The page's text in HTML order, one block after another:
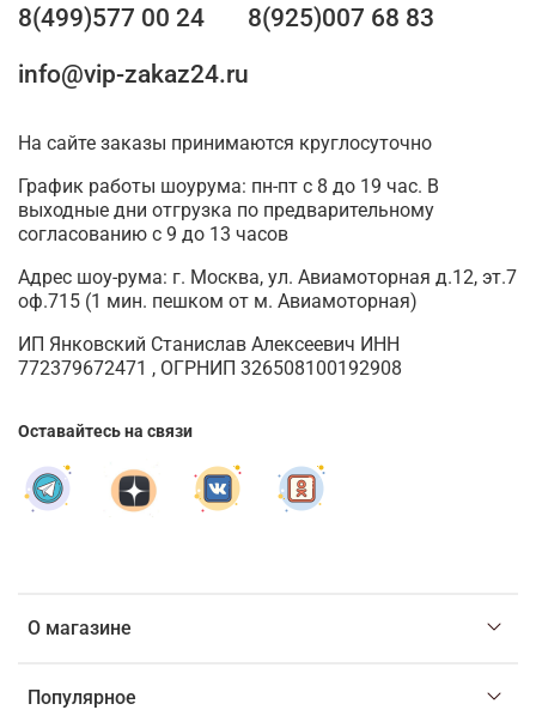
О магазине
Популярное
8(499)577 00 24
8(925)007 68 83
info@vip-zakaz24.ru
На сайте заказы принимаются круглосуточно
График работы шоурума: пн-пт с 8 до 19 час. В
выходные дни отгрузка по предварительному
согласованию с 9 до 13 часов
Адрес шоу-рума: г. Москва, ул. Авиамоторная д.12, эт.7
оф.715 (1 мин. пешком от м. Авиамоторная)
ИП Янковский Станислав Алексеевич ИНН
772379672471 , ОГРНИП 326508100192908
Оставайтесь на связи